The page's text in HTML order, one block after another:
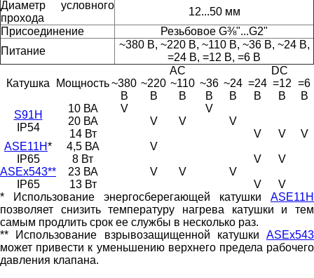
Диаметр условного
прохода
12...50 мм
Присоединение
Резьбовое G⅜"...G2"
Питание
~380 В, ~220 В, ~110 В, ~36 В, ~24 В,
=24 В, =12 В, =6 В
Катушка Мощность
AC
DC
~380
В
~220
В
~110
В
~36
В
~24
В
=24
В
=12
В
=6
В
S91H
IP54
10 ВА V
V
20 ВА
V V
V
14 Вт
V V
V
ASE11H*
IP65
4,5 ВА
V
8 Вт
V
V
ASEx543**
IP65
23 ВА V V
V
13 Вт
V
V
* Использование энергосберегающей катушки ASE11H
позволяет снизить температуру нагрева катушки и тем
самым продлить срок ее службы в несколько раз.
** Использование взрывозащищенной катушки ASEx543
может привести к уменьшению верхнего предела рабочего
давления клапана.